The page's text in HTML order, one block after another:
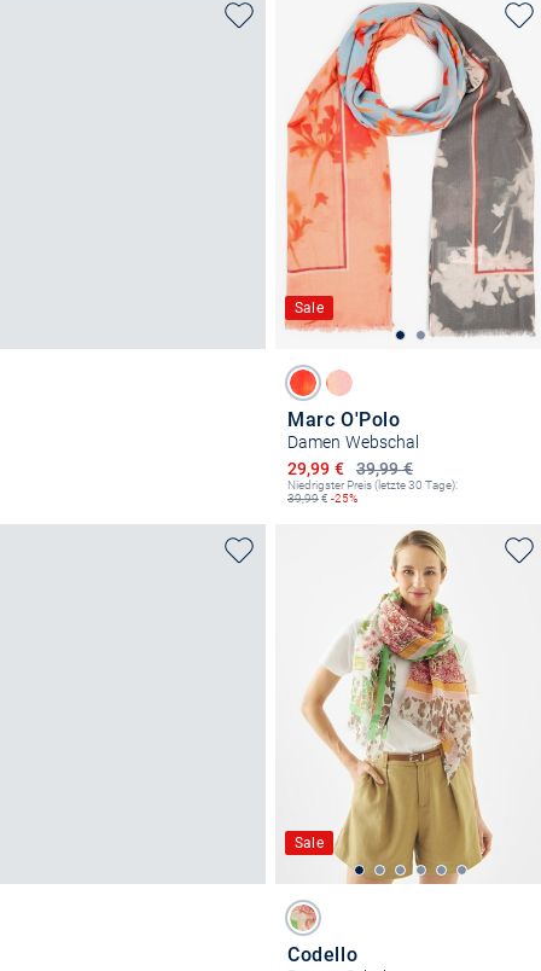
Sale
Marc O'Polo
Damen Webschal
39,99 €
Ermäßigter Preis
29,99 €
Niedrigster Preis (letzte 30 Tage):
39,99€ -25%
Sale
Codello